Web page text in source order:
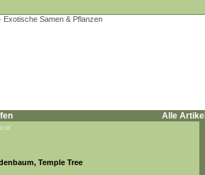
Alle Artikel
Temple Tree